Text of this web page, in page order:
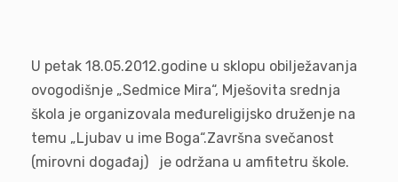
U petak 18.05.2012.godine u sklopu obilježavanja
ovogodišnje „Sedmice Mira“, Mješovita srednja
škola je organizovala međureligijsko druženje na
temu „Ljubav u ime Boga“.Završna svečanost
(mirovni događaj) je održana u amfitetru škole.